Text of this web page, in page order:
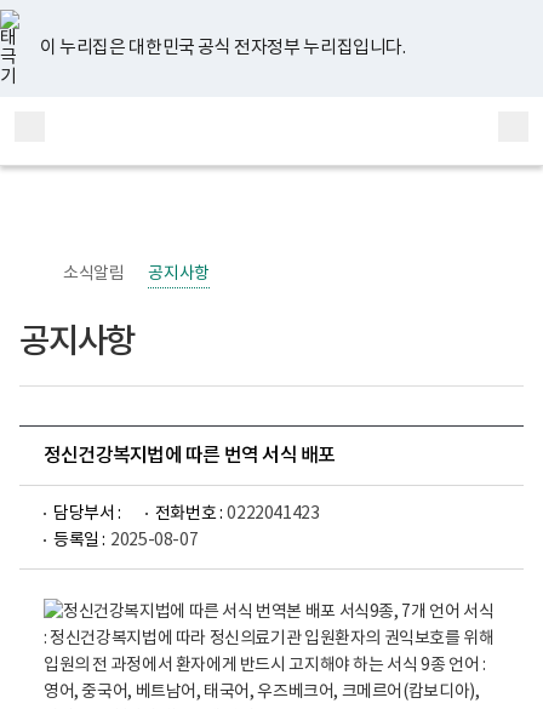
너
비
767px
이
하
이 누리집은 대한민국 공식 전자정부 누리집입니다.
지
검
메
홈
소식알림 공지사항
공지사항
정신건강복지법에 따른 번역 서식 배포
담당부서 : 전화번호 : 0222041423
등록일 : 2025-08-07
유
튜
브
페
이
스
북
인
스
타
그
램
블
로
그